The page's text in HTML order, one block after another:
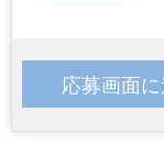
応募画面